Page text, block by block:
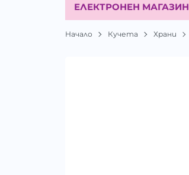
ЕЛЕКТРОНЕН МАГАЗИН
Начало Кучета Храни